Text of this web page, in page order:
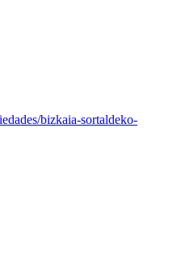
bizkaia-sortaldeko-